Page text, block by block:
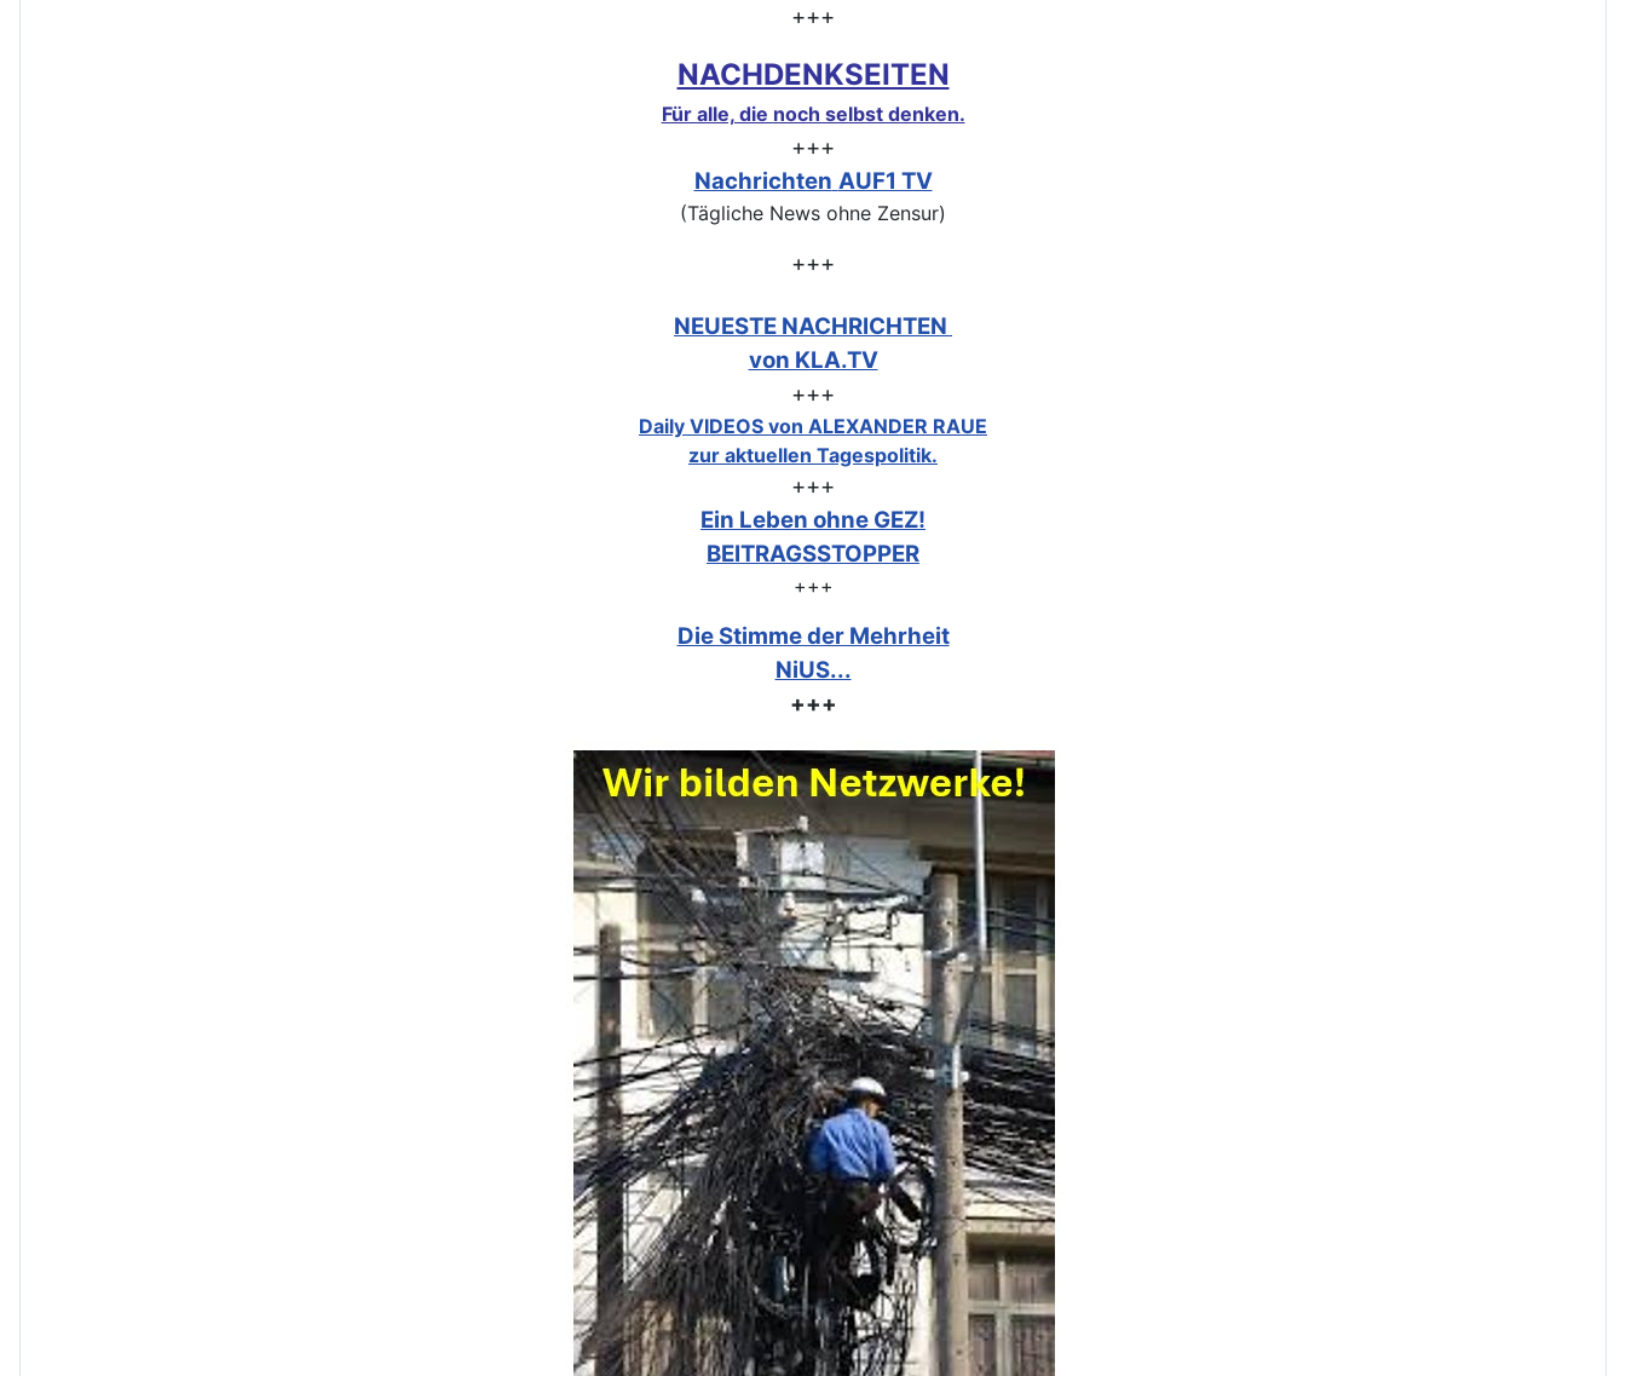
+++
NACHDENKSEITEN
Für alle, die noch selbst denken.
+++
Nachrichten AUF1 TV
(Tägliche News ohne Zensur)
+++
NEUESTE NACHRICHTEN
von KLA.TV
+++
Daily VIDEOS von ALEXANDER RAUE
zur aktuellen Tagespolitik.
+++
Ein Leben ohne GEZ!
BEITRAGSSTOPPER
+++
Die Stimme der Mehrheit
NiUS...
+++